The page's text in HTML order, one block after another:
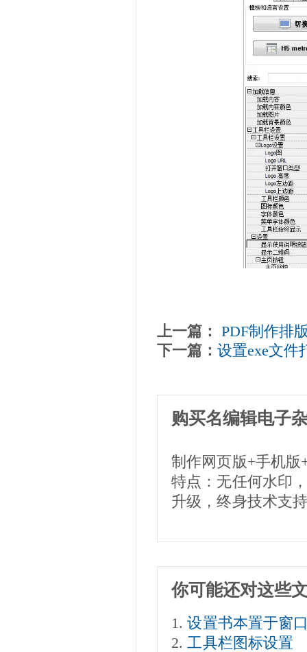
上一篇：
PDF制作排
下一篇： 设置exe文件
购买名编辑电子
制作网页版+手机版
特点：无任何水印
升级，终身技术支
你可能还对这些
设置书本置于窗
工具栏图标设置